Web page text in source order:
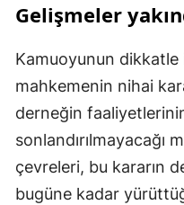
Gelişmeler
Kamuoyunun
mahkemenin nihai
derneğin
sonlandırılmayacağı
çevreleri, bu kararın
bugüne kadar